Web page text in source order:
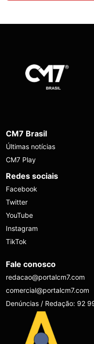
CM7 Brasil
Últimas notícias
CM7 Play
Redes sociais
Facebook
Twitter
YouTube
Instagram
TikTok
Fale conosco
redacao@portalcm7.com
comercial@portalcm7.com
Denúncias / Redação: 92